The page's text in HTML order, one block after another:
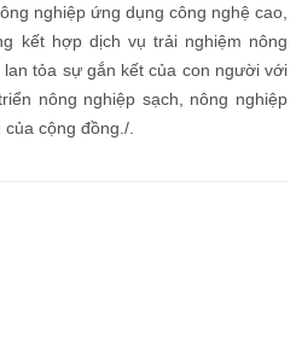
nghiệp ứng dụng công nghệ cao,
kết hợp dịch vụ trải nghiệm nông
tỏa sự gắn kết của con người với
nông nghiệp sạch, nông nghiệp
cộng đồng./.